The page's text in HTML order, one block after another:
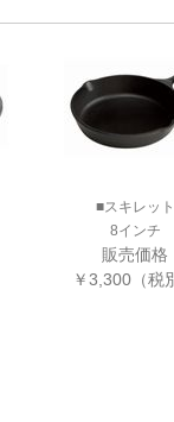
■スキレット
8インチ
販売価格
￥3,300（税